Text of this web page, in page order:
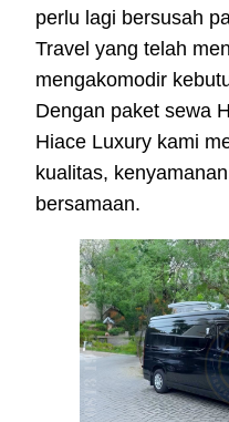
perlu lagi bersusah
Travel yang telah
mengakomodir
Dengan paket sewa
Hiace Luxury kami
kualitas,
bersamaan.